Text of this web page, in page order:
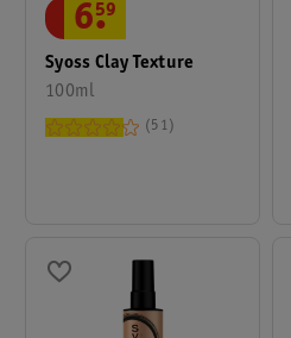
Syoss Clay Texture
100ml
6.
59
51